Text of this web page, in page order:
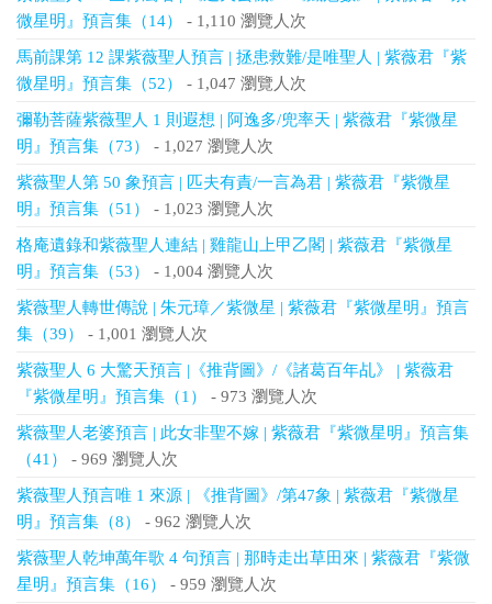
微星明』預言集（14）
- 1,110 瀏覽人次
馬前課第 12 課紫薇聖人預言 | 拯患救難/是唯聖人 | 紫薇君『紫
微星明』預言集（52）
- 1,047 瀏覽人次
彌勒菩薩紫薇聖人 1 則遐想 | 阿逸多/兜率天 | 紫薇君『紫微星
明』預言集（73）
- 1,027 瀏覽人次
紫薇聖人第 50 象預言 | 匹夫有責/一言為君 | 紫薇君『紫微星
明』預言集（51）
- 1,023 瀏覽人次
格庵遺錄和紫薇聖人連結 | 雞龍山上甲乙閣 | 紫薇君『紫微星
明』預言集（53）
- 1,004 瀏覽人次
紫薇聖人轉世傳說 | 朱元璋／紫微星 | 紫薇君『紫微星明』預言
集（39）
- 1,001 瀏覽人次
紫薇聖人 6 大驚天預言 |《推背圖》/《諸葛百年乩》 | 紫薇君
『紫微星明』預言集（1）
- 973 瀏覽人次
紫薇聖人老婆預言 | 此女非聖不嫁 | 紫薇君『紫微星明』預言集
（41）
- 969 瀏覽人次
紫薇聖人預言唯 1 來源 | 《推背圖》/第47象 | 紫薇君『紫微星
明』預言集（8）
- 962 瀏覽人次
紫薇聖人乾坤萬年歌 4 句預言 | 那時走出草田來 | 紫薇君『紫微
星明』預言集（16）
- 959 瀏覽人次